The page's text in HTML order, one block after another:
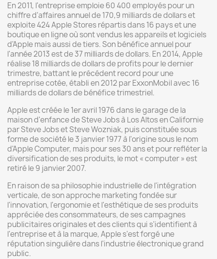
En 2011, l'entreprise emploie 60 400 employés pour un
chiffre d'affaires annuel de 170,9 milliards de dollars et
exploite 424 Apple Stores répartis dans 16 pays et une
boutique en ligne où sont vendus les appareils et logiciels
d'Apple mais aussi de tiers. Son bénéfice annuel pour
l'année 2013 est de 37 milliards de dollars. En 2014, Apple
réalise 18 milliards de dollars de profits pour le dernier
trimestre, battant le précédent record pour une
entreprise cotée, établi en 2012 par ExxonMobil avec 16
milliards de dollars de bénéfice trimestriel.
Apple est créée le 1er avril 1976 dans le garage de la
maison d'enfance de Steve Jobs à Los Altos en Californie
par Steve Jobs et Steve Wozniak, puis constituée sous
forme de société le 3 janvier 1977 à l'origine sous le nom
d'Apple Computer, mais pour ses 30 ans et pour refléter la
diversification de ses produits, le mot « computer » est
retiré le 9 janvier 2007.
En raison de sa philosophie industrielle de l'intégration
verticale, de son approche marketing fondée sur
l'innovation, l'ergonomie et l'esthétique de ses produits
appréciée des consommateurs, de ses campagnes
publicitaires originales et des clients qui s'identifient à
l'entreprise et à la marque, Apple s'est forgé une
réputation singulière dans l'industrie électronique grand
public.